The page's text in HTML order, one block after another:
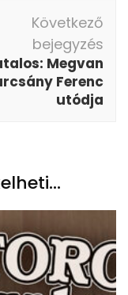
Következő
bejegyzés
Megvan
Ferenc
utódja